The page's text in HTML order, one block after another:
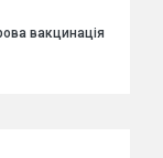
вакцинація